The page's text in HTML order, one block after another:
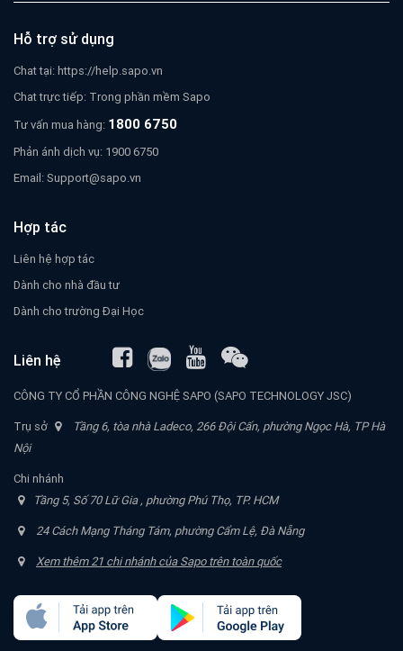
Hỗ trợ sử dụng
Chat tại:https://help.sapo.vn
Chat trực tiếp: Trong phần mềm Sapo
Tư vấn mua hàng: 1800 6750
Phản ánh dịch vụ: 1900 6750
Email:Support@sapo.vn
Hợp tác
Liên hệ hợp tác
Dành cho nhà đầu tư
Dành cho trường Đại Học
Liên hệ
CÔNG TY CỔ PHẦN CÔNG NGHỆ SAPO (SAPO TECHNOLOGY JSC)
Trụ sở
Tầng 6, tòa nhà Ladeco, 266 Đội Cấn, phường Ngọc Hà, TP Hà
Nội
Chi nhánh
Tầng 5, Số 70 Lữ Gia , phường Phú Thọ, TP. HCM
24 Cách Mạng Tháng Tám, phường Cẩm Lệ, Đà Nẵng
Xem thêm 21 chi nhánh của Sapo trên toàn quốc